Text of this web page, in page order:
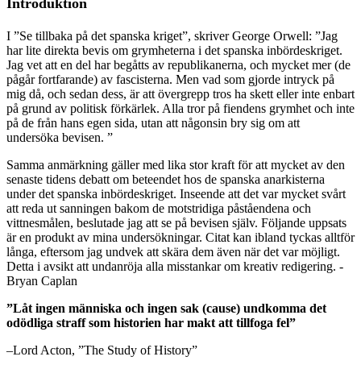
I ”Se tillbaka på det spanska kriget”, skriver George Orwell: ”Jag
har lite direkta bevis om grymheterna i det spanska inbördeskriget.
Jag vet att en del har begåtts av republikanerna, och mycket mer (de
pågår fortfarande) av fascisterna. Men vad som gjorde intryck på
mig då, och sedan dess, är att övergrepp tros ha skett eller inte enbart
på grund av politisk förkärlek. Alla tror på fiendens grymhet och inte
på de från hans egen sida, utan att någonsin bry sig om att
undersöka bevisen. ”
Samma anmärkning gäller med lika stor kraft för att mycket av den
senaste tidens debatt om beteendet hos de spanska anarkisterna
under det spanska inbördeskriget. Inseende att det var mycket svårt
att reda ut sanningen bakom de motstridiga påståendena och
vittnesmålen, beslutade jag att se på bevisen själv. Följande uppsats
är en produkt av mina undersökningar. Citat kan ibland tyckas alltför
långa, eftersom jag undvek att skära dem även när det var möjligt.
Detta i avsikt att undanröja alla misstankar om kreativ redigering. -
Bryan Caplan
”Låt ingen människa och ingen sak (cause) undkomma det
odödliga straff som historien har makt att tillfoga fel”
–Lord Acton, ”The Study of History”